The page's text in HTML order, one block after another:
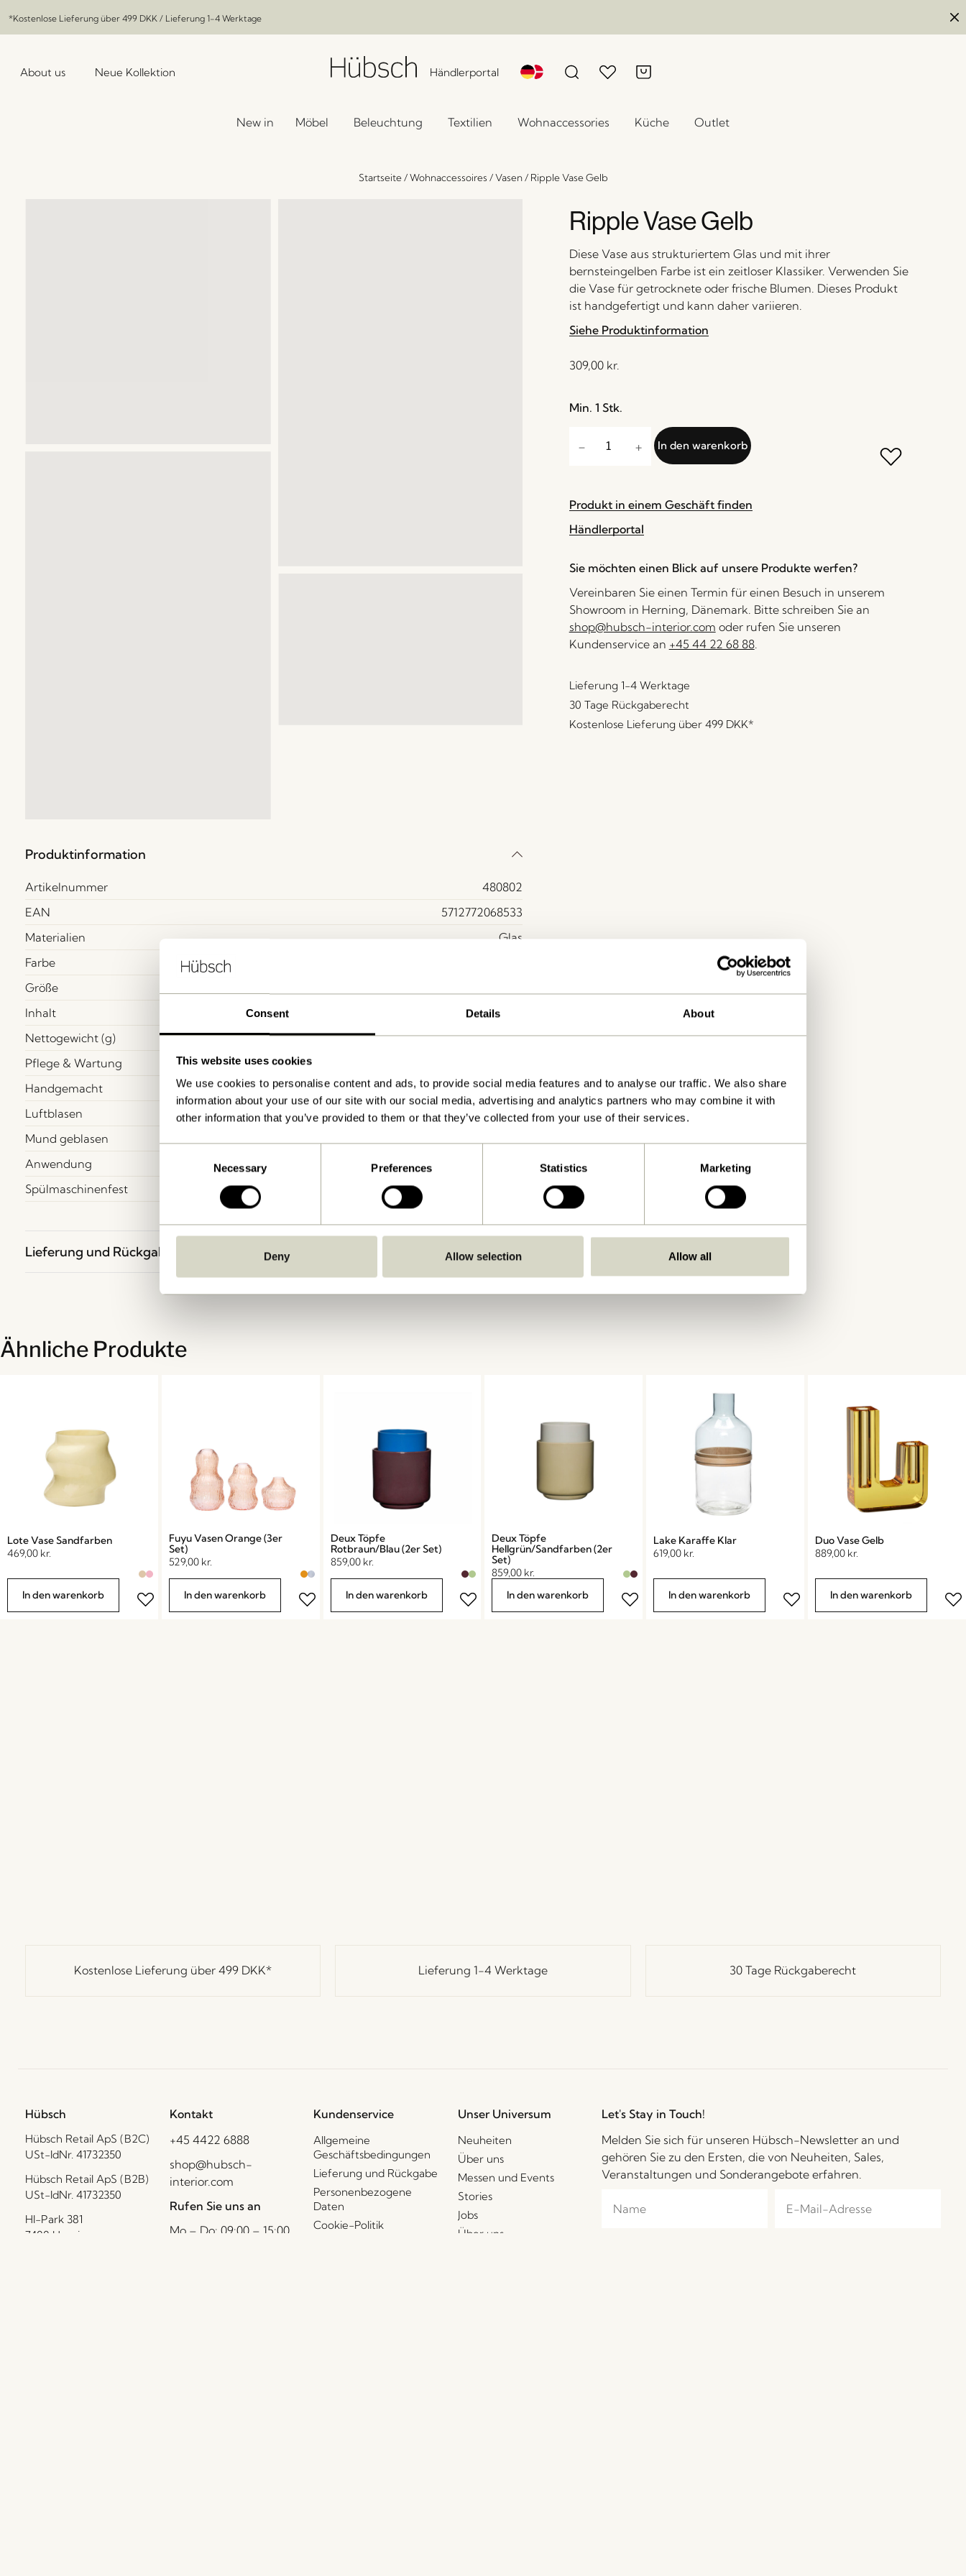
Consent Details About
This website uses cookies
We use cookies to personalise content and ads, to provide social media features and to analyse our traffic. We also share
information about your use of our site with our social media, advertising and analytics partners who may combine it with
other information that you’ve provided to them or that they’ve collected from your use of their services.
Necessary Preferences Statistics Marketing
Deny Allow selection Allow all
*Kostenlose Lieferung über 499 DKK / Lieferung 1-4 Werktage
About us Neue Kollektion Händlerportal
New in Möbel Beleuchtung Textilien Wohnaccessories Küche Outlet
Startseite/Wohnaccessoires /Vasen/ Ripple Vase Gelb
Produktinformation
Artikelnummer
480802
EAN
5712772068533
Materialien
Glas
Farbe
Größe
Inhalt
2100
Nettogewicht (g)
443
Pflege & Wartung
Handgemacht
Ja
Luftblasen
Ja
Mund geblasen
Anwendung
Spülmaschinenfest
Lieferung und Rückgabe
Ripple Vase Gelb
Diese Vase aus strukturiertem Glas und mit ihrer
bernsteingelben Farbe ist ein zeitloser Klassiker. Verwenden Sie
die Vase für getrocknete oder frische Blumen. Dieses Produkt
ist handgefertigt und kann daher variieren.
Siehe Produktinformation
309,00 kr.
Min. 1 Stk.
In den warenkorb
Produkt in einem Geschäft finden
Händlerportal
Sie möchten einen Blick auf unsere Produkte werfen?
Vereinbaren Sie einen Termin für einen Besuch in unserem
Showroom in Herning, Dänemark. Bitte schreiben Sie an
shop@hubsch-interior.com oder rufen Sie unseren
Kundenservice an +45 44 22 68 88.
Lieferung 1-4 Werktage
30 Tage Rückgaberecht
Kostenlose Lieferung über 499 DKK*
Ähnliche Produkte
Lote Vase Sandfarben
469,00 kr.
In den warenkorb
Fuyu Vasen Orange (3er
Set)
529,00 kr.
In den warenkorb
Deux Töpfe
Rotbraun/Blau (2er Set)
859,00 kr.
In den warenkorb
Deux Töpfe
Hellgrün/Sandfarben (2er
Set)
859,00 kr.
In den warenkorb
Lake Karaffe Klar
619,00 kr.
In den warenkorb
Duo Vase Gelb
889,00 kr.
In den warenkorb
Kostenlose Lieferung über499 DKK* Lieferung 1-4 Werktage 30 Tage Rückgaberecht
Hübsch
Hübsch Retail ApS (B2C)
USt-IdNr. 41732350
Hübsch Retail ApS (B2B)
USt-IdNr. 41732350
HI-Park 381
7400 Herning
Kontakt
+45 4422 6888
shop@hubsch-
interior.com
Rufen Sie uns an
Mo – Do: 09:00 – 15:00
Kundenservice
Allgemeine
Geschäftsbedingungen
Lieferung und Rückgabe
Personenbezogene
Daten
Cookie-Politik
Unser Universum
Neuheiten
Über uns
Messen und Events
Stories
Jobs
Über uns
Let's Stay in Touch!
Melden Sie sich für unseren Hübsch-Newsletter an und
gehören Sie zu den Ersten, die von Neuheiten, Sales,
Veranstaltungen und Sonderangebote erfahren.